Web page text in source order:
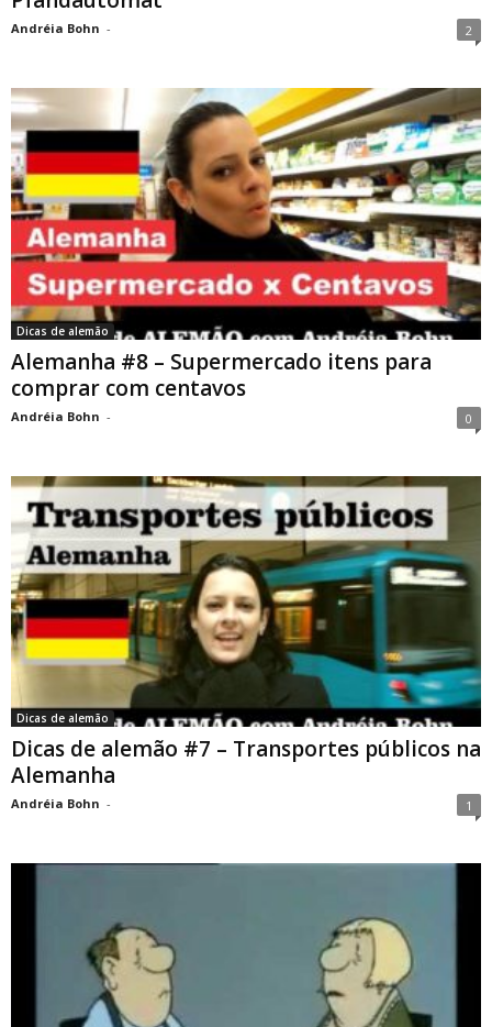
Andréia Bohn - 2
Dicas de alemão
Alemanha #8 – Supermercado itens para
comprar com centavos
Andréia Bohn - 0
Dicas de alemão
Dicas de alemão #7 – Transportes públicos na
Alemanha
Andréia Bohn - 1